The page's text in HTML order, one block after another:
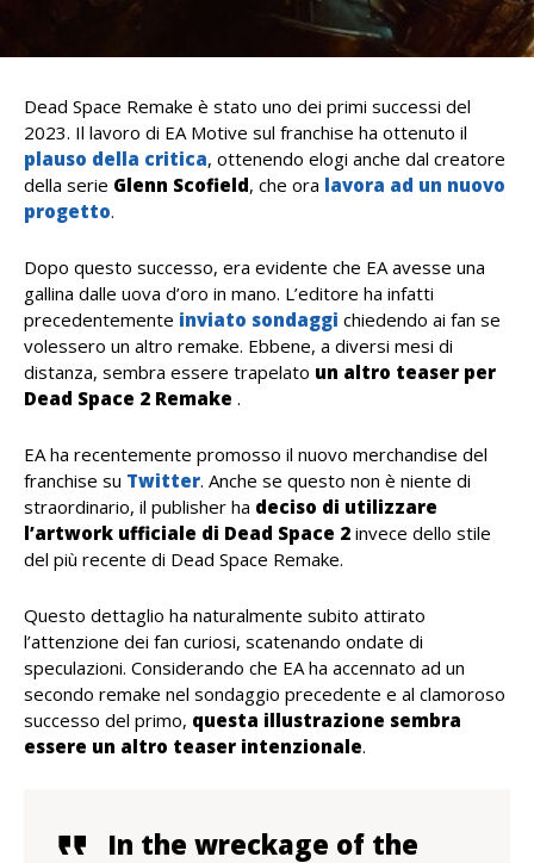
Dead Space Remake è stato uno dei primi successi del
2023. Il lavoro di EA Motive sul franchise ha ottenuto il
plauso della critica, ottenendo elogi anche dal creatore
della serie Glenn Scofield, che ora lavora ad un nuovo
progetto.
Dopo questo successo, era evidente che EA avesse una
gallina dalle uova d’oro in mano. L’editore ha infatti
precedentemente inviato sondaggi chiedendo ai fan se
volessero un altro remake. Ebbene, a diversi mesi di
distanza, sembra essere trapelato un altro teaser per
Dead Space 2 Remake .
EA ha recentemente promosso il nuovo merchandise del
franchise su Twitter. Anche se questo non è niente di
straordinario, il publisher ha deciso di utilizzare
l’artwork ufficiale di Dead Space 2 invece dello stile
del più recente di Dead Space Remake.
Questo dettaglio ha naturalmente subito attirato
l’attenzione dei fan curiosi, scatenando ondate di
speculazioni. Considerando che EA ha accennato ad un
secondo remake nel sondaggio precedente e al clamoroso
successo del primo, questa illustrazione sembra
essere un altro teaser intenzionale.
In the wreckage of the